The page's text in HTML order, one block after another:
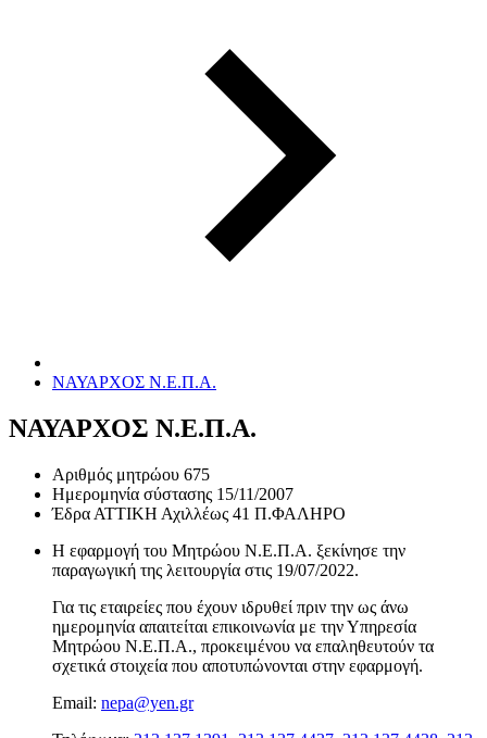
ΝΑΥΑΡΧΟΣ Ν.Ε.Π.Α.
ΝΑΥΑΡΧΟΣ Ν.Ε.Π.Α.
Αριθμός μητρώου 675
Ημερομηνία σύστασης 15/11/2007
Έδρα ΑΤΤΙΚΗ Αχιλλέως 41 Π.ΦΑΛΗΡΟ
Η εφαρμογή του Μητρώου Ν.Ε.Π.Α. ξεκίνησε την
παραγωγική της λειτουργία στις 19/07/2022.
Για τις εταιρείες που έχουν ιδρυθεί πριν την ως άνω
ημερομηνία απαιτείται επικοινωνία με την Υπηρεσία
Μητρώου Ν.Ε.Π.Α., προκειμένου να επαληθευτούν τα
σχετικά στοιχεία που αποτυπώνονται στην εφαρμογή.
Email: nepa@yen.gr